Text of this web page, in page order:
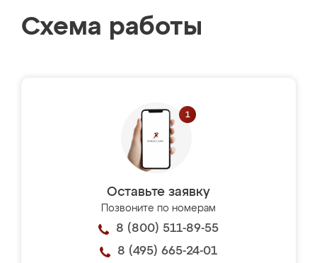
Схема работы
Оставьте заявку
Позвоните по номерам
8 (800) 511-89-55
8 (495) 665-24-01